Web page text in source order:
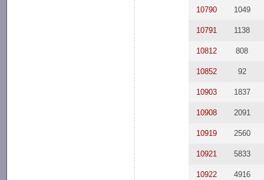
10790 1049
10791 1138
10812 808
10852 92
10903 1837
10908 2091
10919 2560
10921 5833
10922 4916